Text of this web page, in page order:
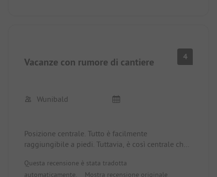
Vacanze con rumore di cantiere 4
Wunibald
Posizione centrale. Tutto è facilmente
raggiungibile a piedi. Tuttavia, è così centrale che
da diversi cantieri in piena attività. 07.30h - 17.00h.
Questa recensione è stata tradotta
automaticamente.
Mostra recensione originale